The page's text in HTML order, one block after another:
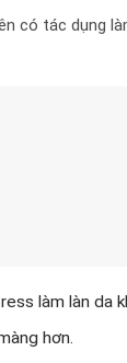
có tác dụng
làm làn da
hơn.